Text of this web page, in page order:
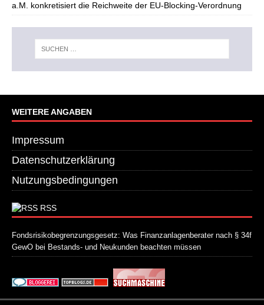
a.M. konkretisiert die Reichweite der EU-Blocking-Verordnung
WEITERE ANGABEN
Impressum
Datenschutzerklärung
Nutzungsbedingungen
RSS
Fondsrisikobegrenzungsgesetz: Was Finanzanlagenberater nach § 34f
GewO bei Bestands- und Neukunden beachten müssen